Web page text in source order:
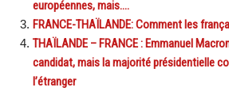
européennes, mais….
FRANCE-THAÏLANDE: Comment les
THAÏLANDE – FRANCE : Emmanuel
candidat, mais la majorité présidentielle
l’étranger